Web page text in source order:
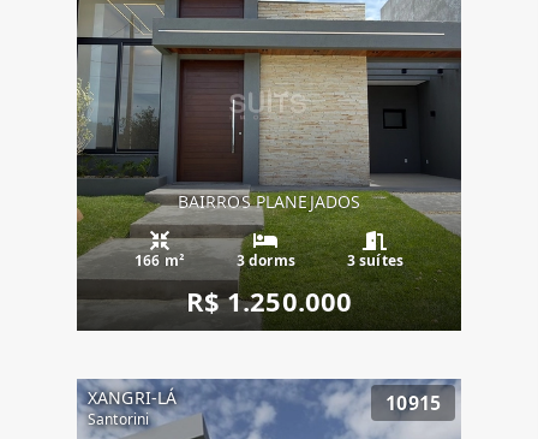
BAIRROS PLANEJADOS
166 m² 3 dorms 3 suítes
R$ 1.250.000
XANGRI-LÁ
Santorini
10915